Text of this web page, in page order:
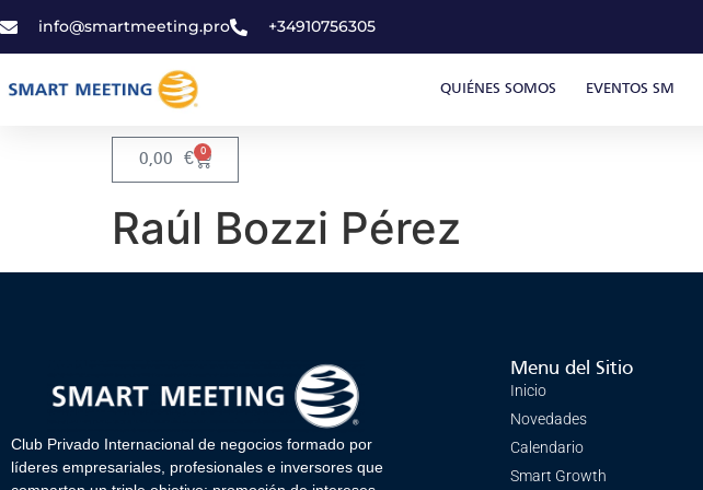
info@smartmeeting.pro +34910756305
QUIÉNES SOMOS EVENTOS SM
0,00 € 0
Raúl Bozzi Pérez
Club Privado Internacional de negocios formado por
líderes empresariales, profesionales e inversores que
Menu del Sitio
Inicio
Novedades
Calendario
Smart Growth